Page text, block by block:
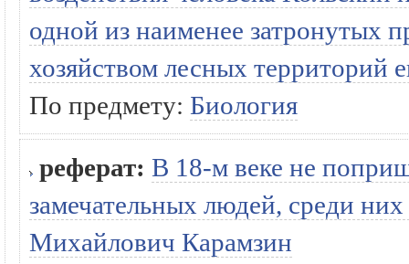
одной из наименее затронутых
хозяйством лесных территорий
По предмету: Биология
реферат: В 18-м веке не
замечательных людей, среди
Михайлович Карамзин